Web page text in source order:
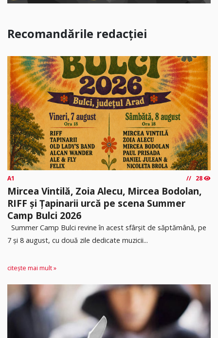
Recomandările redacției
A1 28
Mircea Vintilă, Zoia Alecu, Mircea Bodolan,
RIFF și Țapinarii urcă pe scena Summer
Camp Bulci 2026
Summer Camp Bulci revine în acest sfârșit de săptămână, pe
7 și 8 august, cu două zile dedicate muzicii...
citește mai mult »